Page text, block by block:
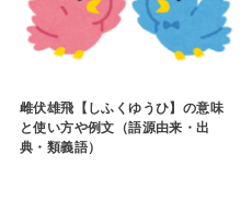
雌伏雄飛【しふくゆうひ】の意味
と使い方や例文（語源由来・出
典・類義語）